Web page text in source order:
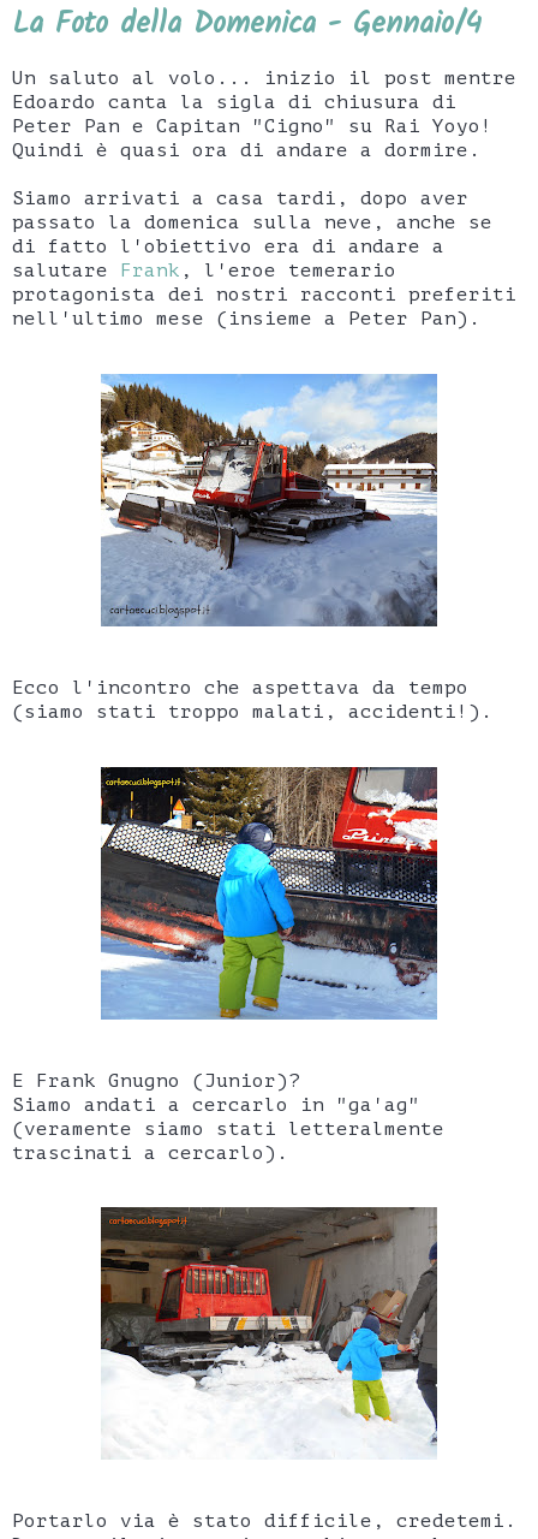
La Foto della Domenica - Gennaio/4
Un saluto al volo... inizio il post mentre
Edoardo canta la sigla di chiusura di
Peter Pan e Capitan "Cigno" su Rai Yoyo!
Quindi è quasi ora di andare a dormire.
Siamo arrivati a casa tardi, dopo aver
passato la domenica sulla neve, anche se
di fatto l'obiettivo era di andare a
salutare Frank , l'eroe temerario
protagonista dei nostri racconti preferiti
nell'ultimo mese (insieme a Peter Pan).
Ecco l'incontro che aspettava da tempo
(siamo stati troppo malati, accidenti!).
E Frank Gnugno (Junior)?
Siamo andati a cercarlo in "ga'ag"
(veramente siamo stati letteralmente
trascinati a cercarlo).
Portarlo via è stato difficile, credetemi.